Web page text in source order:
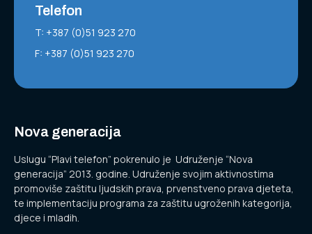
Telefon
T: +387 (0)51 923 270
F: +387 (0)51 923 270
Nova generacija
Uslugu “Plavi telefon” pokrenulo je Udruženje “Nova
generacija” 2013. godine. Udruženje svojim aktivnostima
promoviše zaštitu ljudskih prava, prvenstveno prava djeteta,
te implementaciju programa za zaštitu ugroženih kategorija,
djece i mladih.